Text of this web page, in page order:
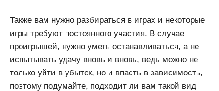
Также вам нужно разбираться в играх и некоторые
игры требуют постоянного участия. В случае
проигрышей, нужно уметь останавливаться, а не
испытывать удачу вновь и вновь, ведь можно не
только уйти в убыток, но и впасть в зависимость,
поэтому подумайте, подходит ли вам такой вид